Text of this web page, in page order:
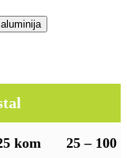
kom 25 – 100